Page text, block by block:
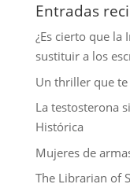
Entradas
¿Es cierto que la
sustituir a los
Un thriller que
La testosterona
Histórica
Mujeres de
The Librarian of